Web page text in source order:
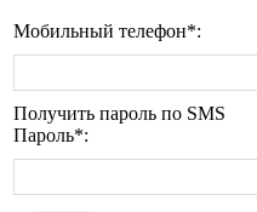
Мобильный телефон*:
Получить пароль по SMS
Пароль*: